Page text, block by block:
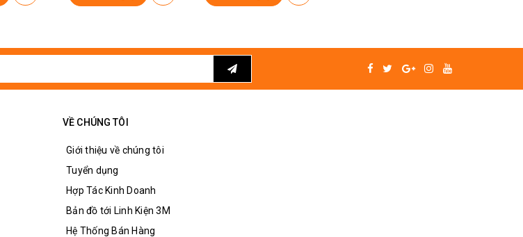
VỀ CHÚNG TÔI
Giới thiệu về chúng tôi
Tuyển dụng
Hợp Tác Kinh Doanh
Bản đồ tới Linh Kiện 3M
Hệ Thống Bán Hàng